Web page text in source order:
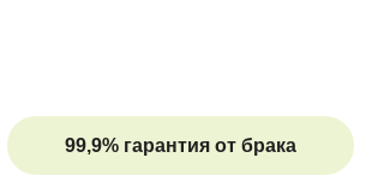
99,9% гарантия от брака